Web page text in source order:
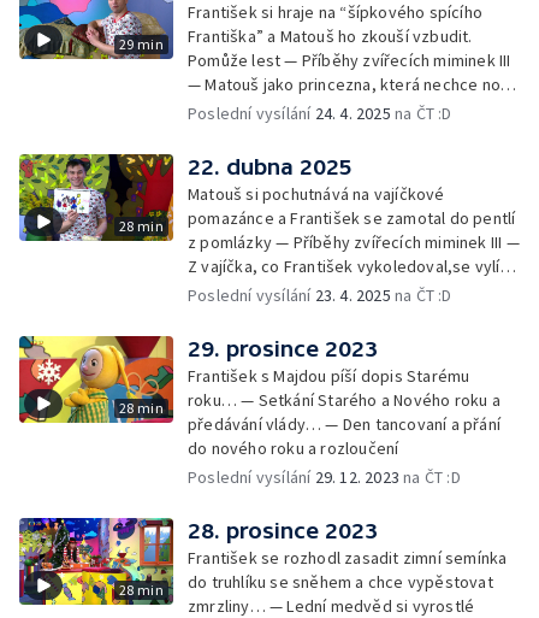
29 min
František si hraje na “šípkového spícího
Františka” a Matouš ho zkouší vzbudit.
Pomůže lest — Příběhy zvířecích miminek III
— Matouš jako princezna, která nechce nosit
brýle… — Cvoček astronautem — Nestyďte
Poslední vysílání 24. 4. 2025 na ČT :D
28 min
22. dubna 2025
Matouš si pochutnává na vajíčkové
pomazánce a František se zamotal do pentlí
z pomlázky — Příběhy zvířecích miminek III —
Z vajíčka, co František vykoledoval,se vylíhl
drak. Nejí princezny, ale miluje vajíčkovou
Rozloučení
Poslední vysílání 23. 4. 2025 na ČT :D
28 min
29. prosince 2023
František s Majdou píší dopis Starému
roku… — Setkání Starého a Nového roku a
předávání vlády… — Den tancovaní a přání
do nového roku a rozloučení
Poslední vysílání 29. 12. 2023 na ČT :D
28 min
28. prosince 2023
František se rozhodl zasadit zimní semínka
do truhlíku se sněhem a chce vypěstovat
zmrzliny… — Lední medvěd si vyrostlé